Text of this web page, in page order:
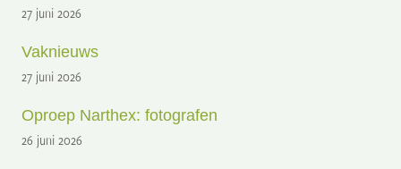
27 juni 2026
Vaknieuws
27 juni 2026
Oproep Narthex: fotografen
26 juni 2026